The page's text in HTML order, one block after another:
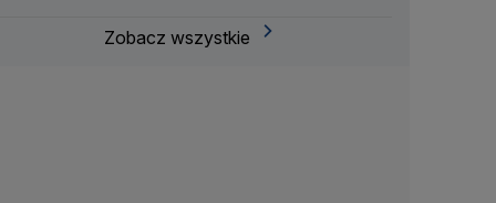
Zobacz wszystkie